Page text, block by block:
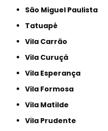
São Miguel Paulista
Tatuapé
Vila Carrão
Vila Curuçá
Vila Esperança
Vila Formosa
Vila Matilde
Vila Prudente